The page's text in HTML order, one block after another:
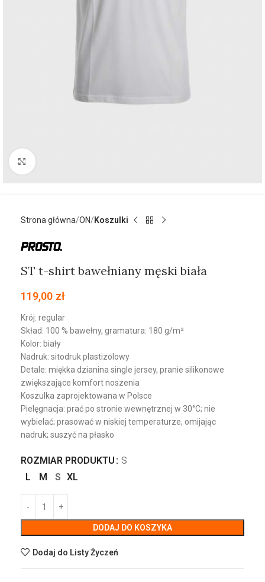
Kliknij aby powiększyć
Strona główna ON Koszulki
ST t-shirt bawełniany męski biała
119,00 zł
Krój: regular
Skład: 100 % bawełny, gramatura: 180 g/m²
Kolor: biały
Nadruk: sitodruk plastizolowy
Detale: miękka dzianina single jersey, pranie silikonowe
zwiększające komfort noszenia
Koszulka zaprojektowana w Polsce
Pielęgnacja: prać po stronie wewnętrznej w 30°C; nie
wybielać; prasować w niskiej temperaturze, omijając
nadruk; suszyć na płasko
ROZMIAR PRODUKTU
S
L
M S XL
DODAJ DO KOSZYKA
Dodaj do Listy Życzeń